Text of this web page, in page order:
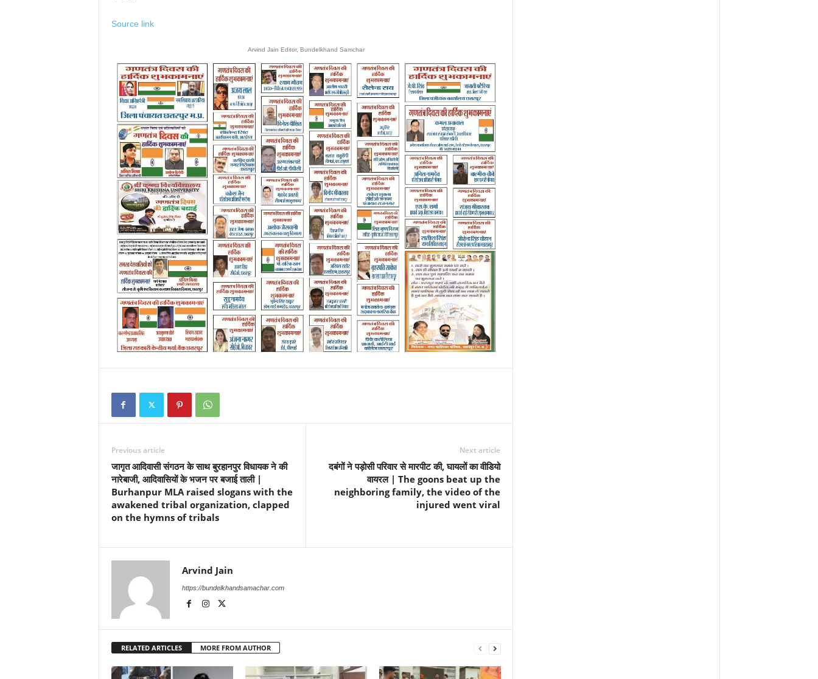
Source link
Arvind Jain Editor, Bundelkhand Samchar
Previous article
जागृत आदिवासी संगठन के साथ बुरहानपुर विधायक ने की
नारेबाजी, आदिवासियों के भजन पर बजाई ताली |
Burhanpur MLA raised slogans with the
awakened tribal organization, clapped
on the hymns of tribals
Next article
दबंगों ने पड़ोसी परिवार से मारपीट की, घायलों का वीडियो
वायरल | The goons beat up the
neighboring family, the video of the
injured went viral
Arvind Jain
https://bundelkhandsamachar.com
RELATED ARTICLES MORE FROM AUTHOR